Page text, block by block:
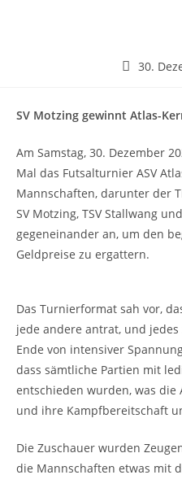
30.
SV Motzing gewinnt Atlas-
Am Samstag, 30. Dezember
Mal das Futsalturnier ASV
Mannschaften, darunter der
SV Motzing, TSV Stallwang
gegeneinander an, um den
Geldpreise zu ergattern.
Das Turnierformat sah vor,
jede andere antrat, und
Ende von intensiver
dass sämtliche Partien mit
entschieden wurden, was die
und ihre Kampfbereitschaft
Die Zuschauer wurden
die Mannschaften etwas mit